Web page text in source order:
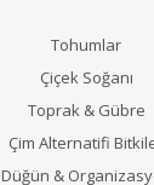
Tohumlar
Çiçek Soğanı
Toprak & Gübre
Çim Alternatifi
Düğün &